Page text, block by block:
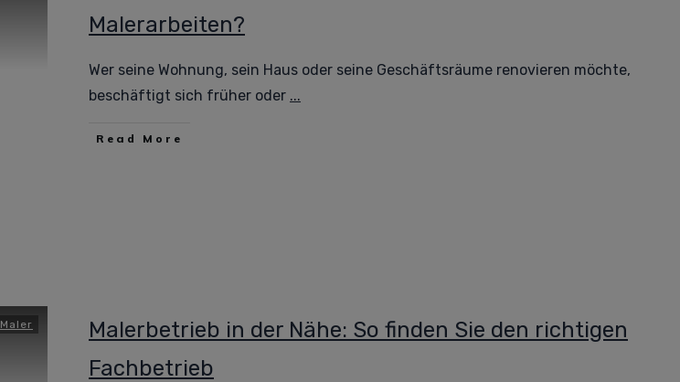
Malerarbeiten?
Wer seine Wohnung, sein Haus oder seine Geschäftsräume renovieren möchte,
beschäftigt sich früher oder ...
Read More
Maler
Malerbetrieb in der Nähe: So finden Sie den richtigen
Fachbetrieb